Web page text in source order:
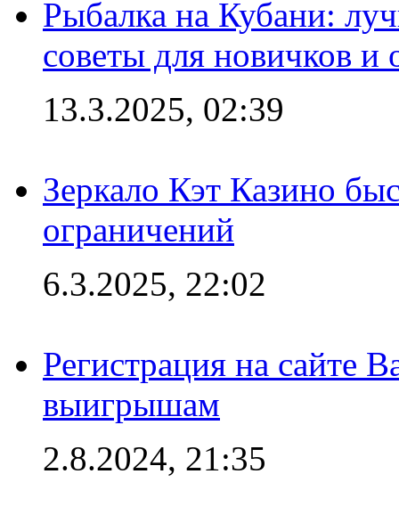
Рыбалка на Кубани:
советы для новичков
13.3.2025, 02:39
Зеркало Кэт Казино
ограничений
6.3.2025, 22:02
Регистрация на сайте
выигрышам
2.8.2024, 21:35